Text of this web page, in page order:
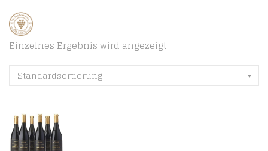
Einzelnes Ergebnis wird angezeigt
Standardsortierung